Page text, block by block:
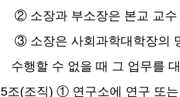
② 소장과 부소장은 본교 교
③ 소장은 사회과학대학장의
수행할 수 없을 때 그 업무를
5조(조직) ① 연구소에 연구 또